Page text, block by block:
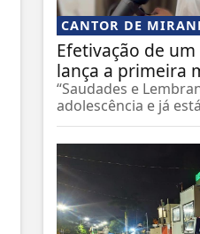
CANTOR DE
Efetivação de
lança a primeira
“Saudades e
adolescência e já